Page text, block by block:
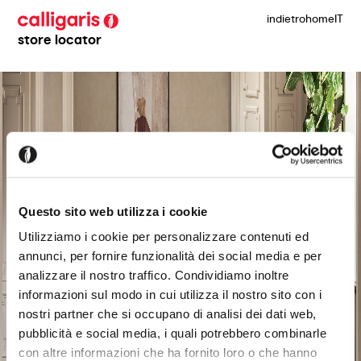
Questo sito web utilizza i cookie
Utilizziamo i cookie per personalizzare contenuti ed
annunci, per fornire funzionalità dei social media e per
analizzare il nostro traffico. Condividiamo inoltre
informazioni sul modo in cui utilizza il nostro sito con i
nostri partner che si occupano di analisi dei dati web,
pubblicità e social media, i quali potrebbero combinarle
con altre informazioni che ha fornito loro o che hanno
store locator
indietrohomeIT